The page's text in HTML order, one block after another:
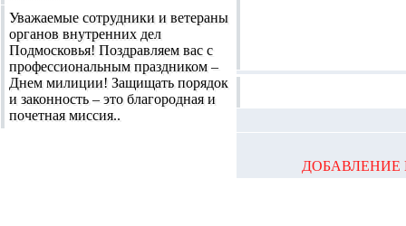
ДОБАВЛЕНИЕ
Уважаемые сотрудники и ветераны
органов внутренних дел
Подмосковья! Поздравляем вас с
профессиональным праздником –
Днем милиции! Защищать порядок
и законность – это благородная и
почетная миссия..